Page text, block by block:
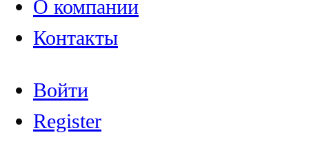
О компании
Контакты
Войти
Register